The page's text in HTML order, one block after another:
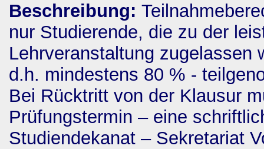
Beschreibung:
nur Studierende, die zu der
Lehrveranstaltung zugelassen
d.h. mindestens 80 % -
Bei Rücktritt von der Klausur
Prüfungstermin – eine
Studiendekanat – Sekretariat